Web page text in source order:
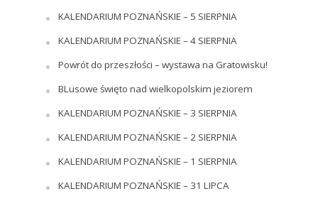
KALENDARIUM POZNAŃSKIE – 5 SIERPNIA
KALENDARIUM POZNAŃSKIE – 4 SIERPNIA
Powrót do przeszłości – wystawa na Gratowisku!
BLusowe święto nad wielkopolskim jeziorem
KALENDARIUM POZNAŃSKIE – 3 SIERPNIA
KALENDARIUM POZNAŃSKIE – 2 SIERPNIA
KALENDARIUM POZNAŃSKIE – 1 SIERPNIA
KALENDARIUM POZNAŃSKIE – 31 LIPCA